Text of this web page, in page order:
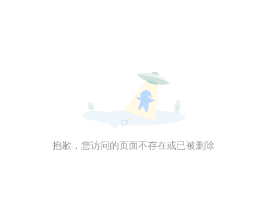
抱歉，您访问的页面不存在或已被删除